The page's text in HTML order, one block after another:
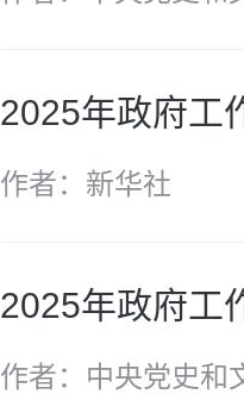
2025年政府工
作者：新华社
2025年政府工
作者：中央党史和